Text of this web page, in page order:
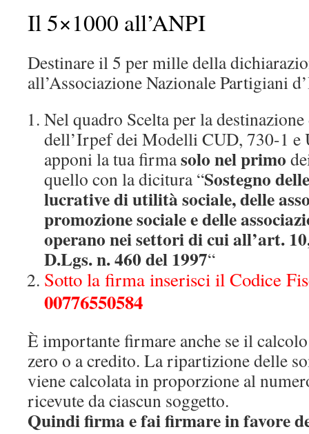
Il 5×1000 all’ANPI
Destinare il 5 per mille della
all’Associazione Nazionale Partigiani
Nel quadro Scelta per la
dell’Irpef dei Modelli CUD, 730-1 e
apponi la tua firmasolo nel primo
quello con la dicitura “Sostegno
lucrative di utilità sociale, delle
promozione sociale e delle
operano nei settori di cui all’art.
D.Lgs. n. 460 del 1997“
Sotto la firma inserisci il Codice
00776550584
È importante firmare anche se il
zero o a credito. La ripartizione delle
viene calcolata in proporzione al
ricevute da ciascun soggetto.
Quindi firma e fai firmare in favore